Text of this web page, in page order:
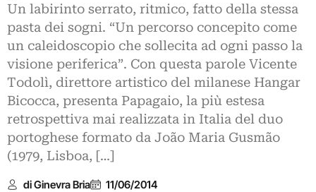
Un labirinto serrato, ritmico, fatto della stessa
pasta dei sogni. “Un percorso concepito come
un caleidoscopio che sollecita ad ogni passo la
visione periferica”. Con questa parole Vicente
Todolì, direttore artistico del milanese Hangar
Bicocca, presenta Papagaio, la più estesa
retrospettiva mai realizzata in Italia del duo
portoghese formato da João Maria Gusmão
(1979, Lisboa, […]
di Ginevra Bria 11/06/2014